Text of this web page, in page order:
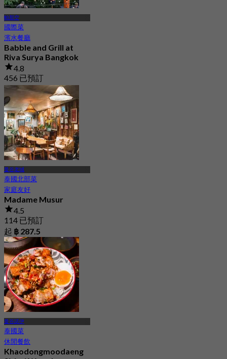
帕那空
國際菜
濱水餐廳
Babble and Grill at
Riva Surya Bangkok
4.8
456 已預訂
起฿ 315
曼谷老城
泰國北部菜
家庭友好
Madame Musur
4.5
114 已預訂
起 ฿ 287.5
曼谷諾伊
泰國菜
休閒餐飲
Khaodongmoodaeng